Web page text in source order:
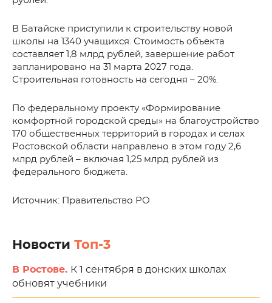
В Батайске приступили к строительству новой
школы на 1340 учащихся. Стоимость объекта
составляет 1,8 млрд рублей, завершение работ
запланировано на 31 марта 2027 года.
Строительная готовность на сегодня – 20%.
По федеральному проекту «Формирование
комфортной городской среды» на благоустройство
170 общественных территорий в городах и селах
Ростовской области направлено в этом году 2,6
млрд рублей – включая 1,25 млрд рублей из
федерального бюджета.
Источник: Правительство РО
Новости Топ-3
В Ростове. К 1 сентября в донских школах
обновят учебники